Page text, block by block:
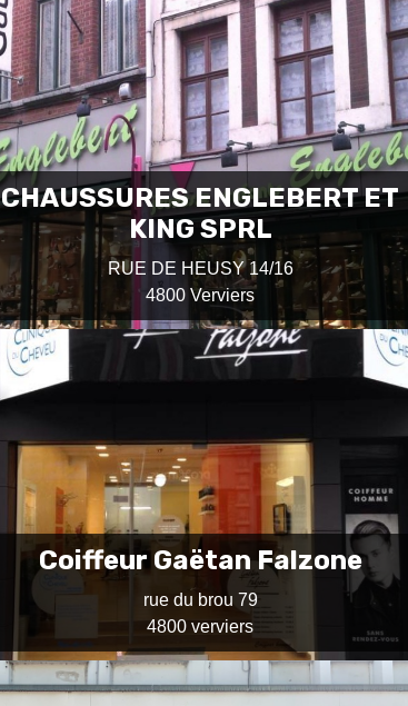
CHAUSSURES ENGLEBERT ET
KING SPRL
RUE DE HEUSY 14/16
4800 Verviers
Coiffeur Gaëtan Falzone
rue du brou 79
4800 verviers